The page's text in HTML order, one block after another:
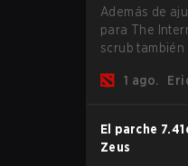
Además de
para The
scrub
importantes.
jugadores
acceso rápido
1 ago.
El parche
Zeus